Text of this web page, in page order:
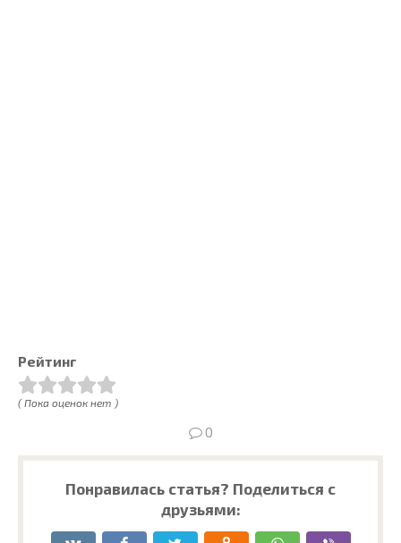
Рейтинг
( Пока оценок нет )
0
Понравилась статья? Поделиться с
друзьями: